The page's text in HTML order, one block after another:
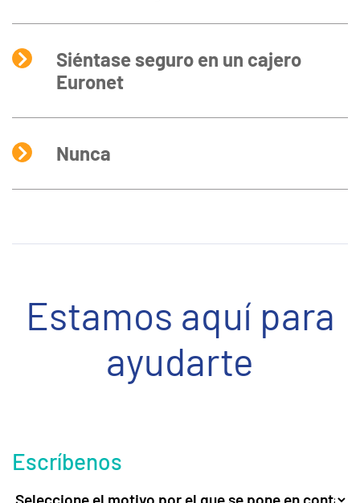
Siéntase seguro en un cajero
Euronet
Nunca
Estamos aquí para
ayudarte
Escríbenos